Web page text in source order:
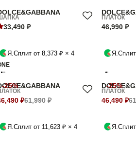
33,490 ₽
Я.Сплит от 8,373 ₽ × 4
ПЛАТОК
46,990 ₽
-25%
₽61,990 ₽
Я.Сплит от 11,623 ₽ × 4
-25%
ПЛАТОК
46,490 ₽